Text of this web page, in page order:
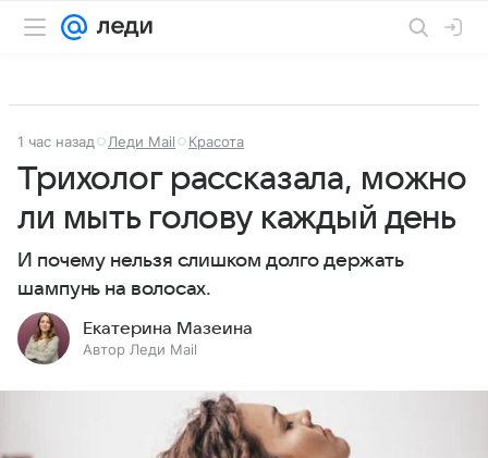
1 час назад Леди Mail Красота
Трихолог рассказала, можно
ли мыть голову каждый день
И почему нельзя слишком долго держать
шампунь на волосах.
Екатерина Мазеина
Автор Леди Mail